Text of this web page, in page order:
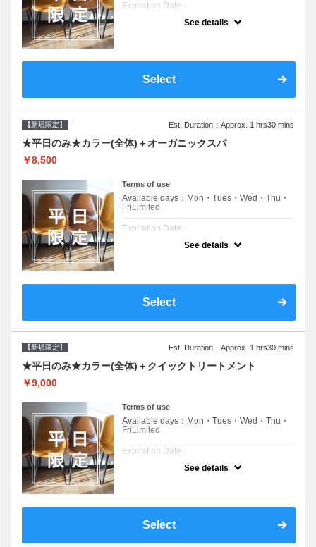
Expiration Date：
新規限定の平日のみのクーポンです★
平日クーポン●シャンプーブロー込●ロング料
提案させて頂きます●選べるシャンプー付き●
See details
Select
【新規限定】 Est. Duration：Approx. 1 hrs30 mins
★平日のみ★カラー(全体)＋オーガニックスパ
￥8,500
Terms of use
Available days：Mon・Tues・Wed・Thu・
FriLimited
Expiration Date：
新規限定の平日のみのクーポンです★
平日クーポン●シャンプーブロー込●ロング料
提案させて頂きます●選べるシャンプー付き●
See details
Select
【新規限定】 Est. Duration：Approx. 1 hrs30 mins
★平日のみ★カラー(全体)＋クイックトリートメント
￥9,000
Terms of use
Available days：Mon・Tues・Wed・Thu・
FriLimited
Expiration Date：
新規限定の平日のみのクーポンです★
平日クーポン●シャンプーブロー込●ロング料
提案させて頂きます●選べるシャンプー付き●
See details
Select